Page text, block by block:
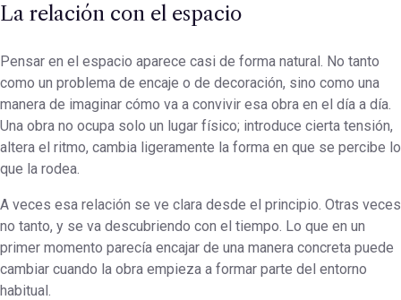
La relación con el espacio
Pensar en el espacio aparece casi de forma natural. No tanto
como un problema de encaje o de decoración, sino como una
manera de imaginar cómo va a convivir esa obra en el día a día.
Una obra no ocupa solo un lugar físico; introduce cierta tensión,
altera el ritmo, cambia ligeramente la forma en que se percibe lo
que la rodea.
A veces esa relación se ve clara desde el principio. Otras veces
no tanto, y se va descubriendo con el tiempo. Lo que en un
primer momento parecía encajar de una manera concreta puede
cambiar cuando la obra empieza a formar parte del entorno
habitual.